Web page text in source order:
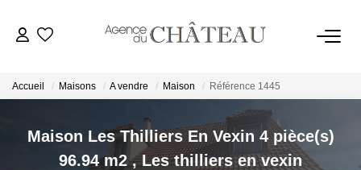
ACHETER
Accueil Maisons A vendre Maison Référence 1445
Maison Les Thilliers En Vexin 4 pièce(s)
96.94 m2,Les thilliers en vexin